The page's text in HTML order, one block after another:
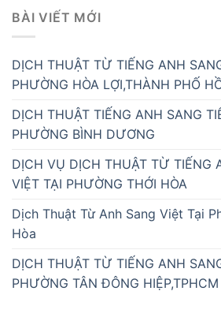
BÀI VIẾT MỚI
DỊCH THUẬT TỪ TIẾNG ANH
PHƯỜNG HÒA LỢI,THÀNH PHỐ
DỊCH THUẬT TIẾNG ANH SANG
PHƯỜNG BÌNH DƯƠNG
DỊCH VỤ DỊCH THUẬT TỪ TIẾNG
VIỆT TẠI PHƯỜNG THỚI HÒA
Dịch Thuật Từ Anh Sang Việt Tại
Hòa
DỊCH THUẬT TỪ TIẾNG ANH
PHƯỜNG TÂN ĐÔNG HIỆP,TPHCM